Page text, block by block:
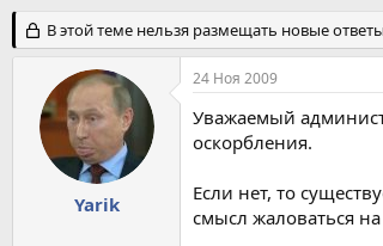
т
о
м
т
а
н
ч
а
л
а
В этой теме нельзя размещать новые
Yarik
24 Ноя 2009
Уважаемый
оскорбления.
Если нет, то
смысл жаловаться